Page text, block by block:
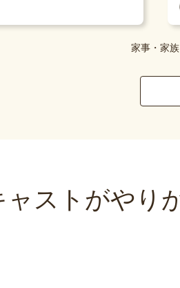
家事・家
ャストがやり